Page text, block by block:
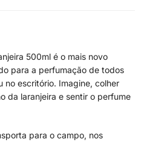
500ml é o mais novo
para a perfumação de todos
no escritório. Imagine, colher
da laranjeira e sentir o perfume
para o campo, nos